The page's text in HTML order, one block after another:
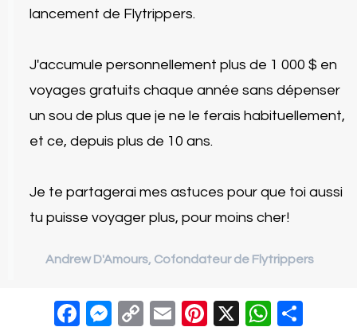
lancement de Flytrippers.
J'accumule personnellement plus de 1 000 $ en
voyages gratuits chaque année sans dépenser
un sou de plus que je ne le ferais habituellement,
et ce, depuis plus de 10 ans.
Je te partagerai mes astuces pour que toi aussi
tu puisse voyager plus, pour moins cher!
Andrew D'Amours, Cofondateur de Flytrippers
F
M
C
E
Pi
X
W